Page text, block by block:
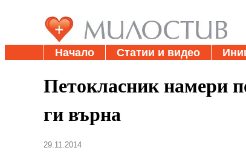
Начало Статии и видео
Петокласник намери
ги върна
29.11.2014